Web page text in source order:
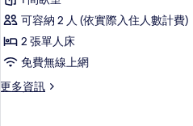
所
有
相
片
煙
的
詳
高
級
雙
床
房,
可容納 2 人 (依實際入住人數計費)
2 張單人床
免費無線上網
更多資訊
更